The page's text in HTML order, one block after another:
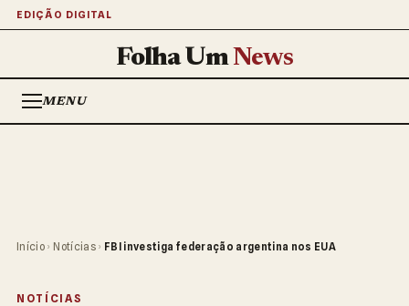
EDIÇÃO DIGITAL
Folha UmNews
MENU
Início › Notícias › FBI investiga federação argentina nos EUA
NOTÍCIAS